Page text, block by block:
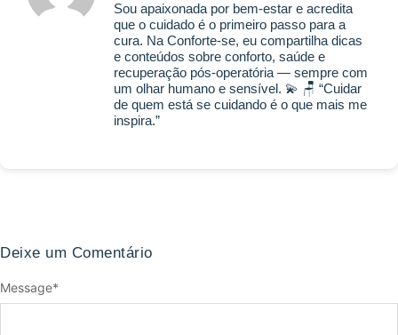
Sou apaixonada por bem-estar e acredita
que o cuidado é o primeiro passo para a
cura. Na Conforte-se, eu compartilha dicas
e conteúdos sobre conforto, saúde e
recuperação pós-operatória — sempre com
um olhar humano e sensível. 💫 🪑 “Cuidar
de quem está se cuidando é o que mais me
inspira.”
Deixe um Comentário
Message*